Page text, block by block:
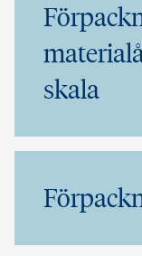
skala